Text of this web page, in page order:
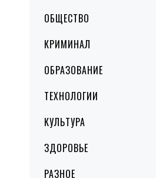
ОБЩЕСТВО
КРИМИНАЛ
ОБРАЗОВАНИЕ
ТЕХНОЛОГИИ
КУЛЬТУРА
ЗДОРОВЬЕ
РАЗНОЕ